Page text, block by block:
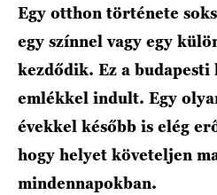
Egy otthon története
egy színnel vagy egy
kezdődik. Ez a budapesti
emlékkel indult. Egy
évekkel később is elég
hogy helyet követeljen
mindennapokban.